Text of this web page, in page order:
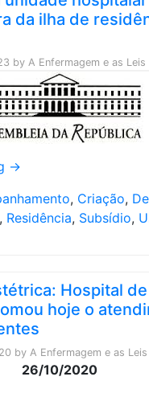
da ilha de
by A Enfermagem e as Leis
→
, Criação,
, Residência, Subsídio,
Hospital de
hoje o
by A Enfermagem e as Leis
26/10/2020